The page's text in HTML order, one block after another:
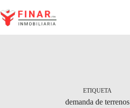
al
contenido
ETIQUETA
demanda de terrenos